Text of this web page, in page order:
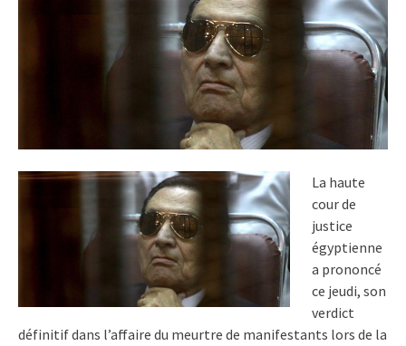
La haute
cour de
justice
égyptienne
a prononcé
ce jeudi, son
verdict
définitif dans l’affaire du meurtre de manifestants lors de la